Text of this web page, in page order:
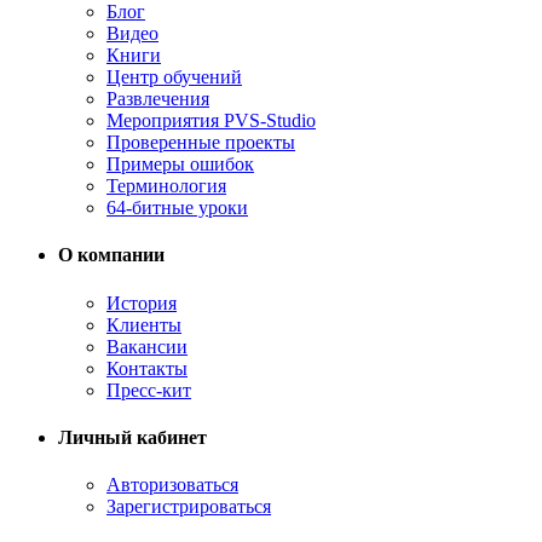
Блог
Видео
Книги
Центр обучений
Развлечения
Мероприятия PVS-Studio
Проверенные проекты
Примеры ошибок
Терминология
64-битные уроки
О компании
История
Клиенты
Вакансии
Контакты
Пресс-кит
Личный кабинет
Авторизоваться
Зарегистрироваться